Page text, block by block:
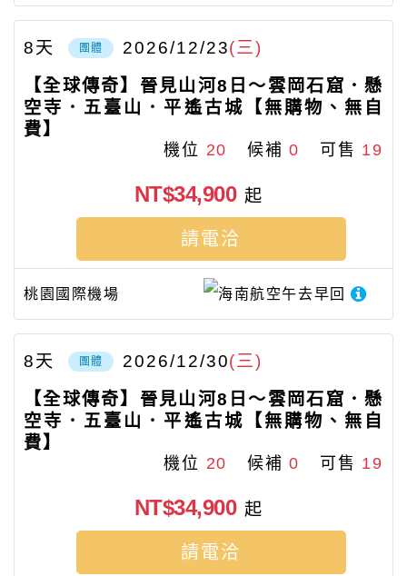
團體 2026/12/23(三)
8天
【全球傳奇】晉見山河8日～雲岡石窟．懸
空寺．五臺山．平遙古城【無購物、無自
費】
機位 20 候補0 可售 19
桃園國際機場 海南航空午去早回
NT$34,900 起
請電洽
團體 2026/12/30(三)
8天
【全球傳奇】晉見山河8日～雲岡石窟．懸
空寺．五臺山．平遙古城【無購物、無自
費】
機位 20 候補0 可售 19
NT$34,900 起
請電洽